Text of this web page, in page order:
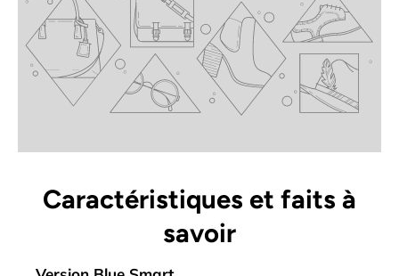
Caractéristiques et faits à
savoir